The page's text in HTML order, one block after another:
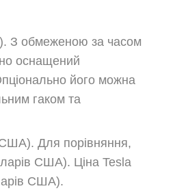
З обмеженою за часом
оснащений
його можна
гаком та
Для порівняння,
США). Ціна Tesla
США).